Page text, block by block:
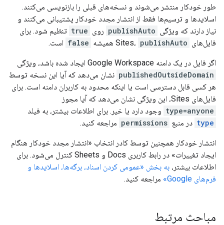
طور خودکار منتشر می‌شوند و نسخه‌های قبلی را بازنویسی می‌کنند.
اسلایدها و ترسیم‌ها فقط از انتشار مجدد خودکار پشتیبانی می‌کنند و
نیاز دارند که ویژگی publishAuto روی true تنظیم شود. برای
فایل‌های Sites، publishAuto همیشه false است.
اگر فایل در یک دامنه Google Workspace ایجاد شده باشد، ویژگی
publishedOutsideDomain نشان می‌دهد که آیا این نسخه توسط
هر کسی قابل دسترسی است یا اینکه محدود به کاربران دامنه است. برای
فایل‌های Sites، این ویژگی نشان می‌دهد که آیا مجوز
type=anyone وجود دارد یا خیر. برای اطلاعات بیشتر، به فیلد
type در منبع permissions مراجعه کنید.
انتشار خودکار همچنین توسط کادر انتخاب «انتشار مجدد خودکار هنگام
ایجاد تغییرات» در رابط کاربری Docs و Sheets کنترل می‌شود. برای
اطلاعات بیشتر، به بخش «عمومی کردن اسناد، برگه‌ها، اسلایدها و
فرم‌های Google»
مراجعه کنید.
مباحث مرتبط